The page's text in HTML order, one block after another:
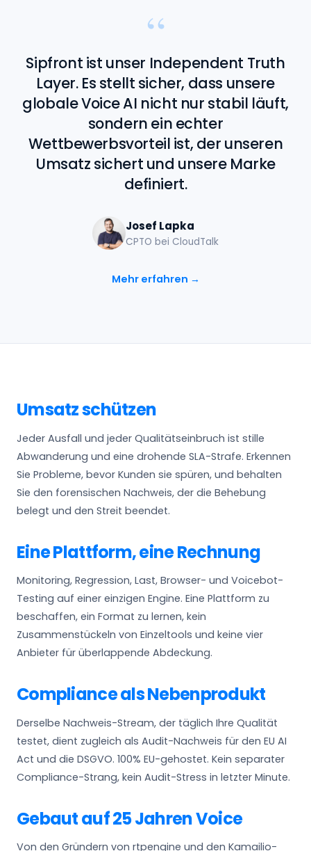
“
Sipfront ist unser Independent Truth
Layer. Es stellt sicher, dass unsere
globale Voice AI nicht nur stabil läuft,
sondern ein echter
Wettbewerbsvorteil ist, der unseren
Umsatz sichert und unsere Marke
definiert.
Josef Lapka
CPTO bei CloudTalk
Mehr erfahren →
Umsatz schützen
Jeder Ausfall und jeder Qualitätseinbruch ist stille
Abwanderung und eine drohende SLA-Strafe. Erkennen
Sie Probleme, bevor Kunden sie spüren, und behalten
Sie den forensischen Nachweis, der die Behebung
belegt und den Streit beendet.
Eine Plattform, eine Rechnung
Monitoring, Regression, Last, Browser- und Voicebot-
Testing auf einer einzigen Engine. Eine Plattform zu
beschaffen, ein Format zu lernen, kein
Zusammenstückeln von Einzeltools und keine vier
Anbieter für überlappende Abdeckung.
Compliance als Nebenprodukt
Derselbe Nachweis-Stream, der täglich Ihre Qualität
testet, dient zugleich als Audit-Nachweis für den EU AI
Act und die DSGVO. 100% EU-gehostet. Kein separater
Compliance-Strang, kein Audit-Stress in letzter Minute.
Gebaut auf 25 Jahren Voice
Von den Gründern von rtpengine und den Kamailio-